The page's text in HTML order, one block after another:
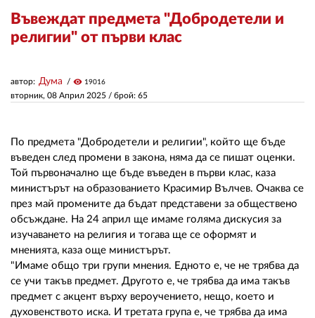
Въвеждат предмета "Добродетели и
религии" от първи клас
вторник, 08 Април 2025 / брой: 65
автор: Дума visibility 19016
По предмета "Добродетели и религии", който ще бъде
въведен след промени в закона, няма да се пишат оценки.
Той първоначално ще бъде въведен в първи клас, каза
министърът на образованието Красимир Вълчев. Очаква се
през май промените да бъдат представени за обществено
обсъждане. На 24 април ще имаме голяма дискусия за
изучаването на религия и тогава ще се оформят и
мненията, каза още министърът.
"Имаме общо три групи мнения. Едното е, че не трябва да
се учи такъв предмет. Другото е, че трябва да има такъв
предмет с акцент върху вероучението, нещо, което и
духовенството иска. И третата група е, че трябва да има
ДРУГИ
АВТОРИ
КОНТАКТИ
РЕКЛАМА
АБОНАМЕНТ
УСЛОВИЯ ЗА ПОЛЗВАНЕ
ПОЛИТИКА ЗА БИСКВИТКИТЕ
ПОВЕРИТЕЛНОСТ